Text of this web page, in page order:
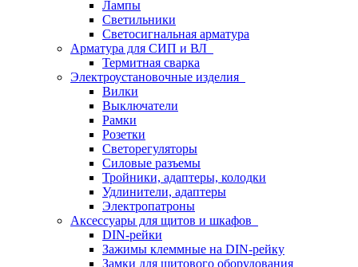
Лампы
Светильники
Светосигнальная арматура
Арматура для СИП и ВЛ
Термитная сварка
Электроустановочные изделия
Вилки
Выключатели
Рамки
Розетки
Светорегуляторы
Силовые разъемы
Тройники, адаптеры, колодки
Удлинители, адаптеры
Электропатроны
Аксессуары для щитов и шкафов
DIN-рейки
Зажимы клеммные на DIN-рейку
Замки для щитового оборудования